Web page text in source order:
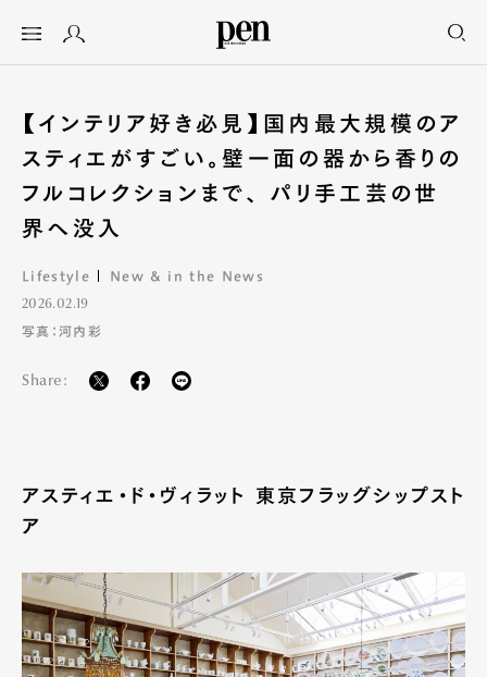
【インテリア好き必見】国内最大規模のア
スティエがすごい。壁一面の器から香りの
フルコレクションまで、 パリ手工芸の世
界へ没入
Lifestyle New & in the News
2026.02.19
写真：河内彩
Share:
アスティエ・ド・ヴィラット 東京フラッグシップスト
ア